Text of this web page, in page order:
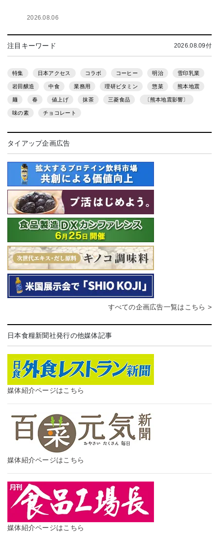
2026.08.06
注目キーワード 2026.08.09付
特集 日本アクセス コラボ コーヒー 明治 雪印乳業
岩田醸造 中食 業務用 理研ビタミン 惣菜 熊本地震
麺 春 値上げ 抹茶 三菱食品 〔熊本地震影響〕
味の素 チョコレート
タイアップ企画広告
すべての企画広告一覧はこちら >
日本食糧新聞社発行の他媒体記事
媒体紹介ページはこちら
媒体紹介ページはこちら
媒体紹介ページはこちら